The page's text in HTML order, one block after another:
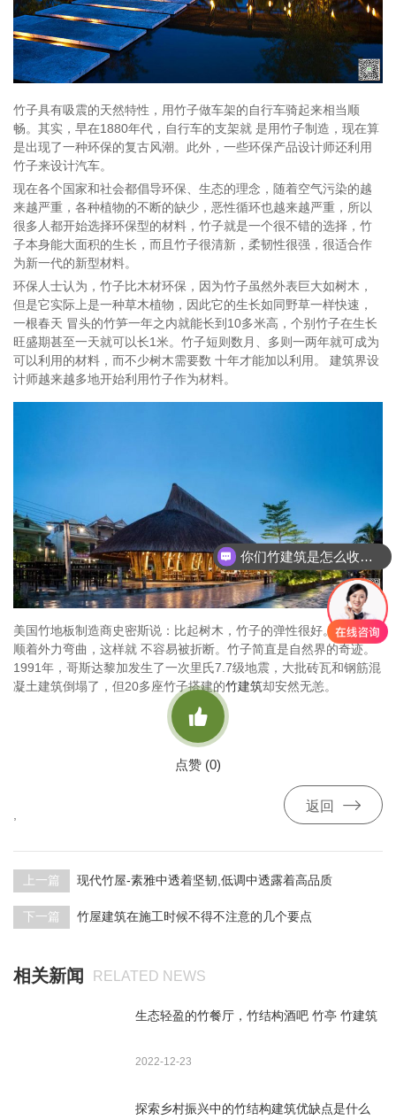
竹子具有吸震的天然特性，用竹子做车架的自行车骑起来相当顺
畅。其实，早在1880年代，自行车的支架就 是用竹子制造，现在算
是出现了一种环保的复古风潮。此外，一些环保产品设计师还利用
竹子来设计汽车。
现在各个国家和社会都倡导环保、生态的理念，随着空气污染的越
来越严重，各种植物的不断的缺少，恶性循环也越来越严重，所以
很多人都开始选择环保型的材料，竹子就是一个很不错的选择，竹
子本身能大面积的生长，而且竹子很清新，柔韧性很强，很适合作
为新一代的新型材料。
环保人士认为，竹子比木材环保，因为竹子虽然外表巨大如树木，
但是它实际上是一种草木植物，因此它的生长如同野草一样快速，
一根春天 冒头的竹笋一年之内就能长到10多米高，个别竹子在生长
旺盛期甚至一天就可以长1米。竹子短则数月、多则一两年就可成为
可以利用的材料，而不少树木需要数 十年才能加以利用。 建筑界设
计师越来越多地开始利用竹子作为材料。
美国竹地板制造商史密斯说：比起树木，竹子的弹性很好。它可以
顺着外力弯曲，这样就 不容易被折断。竹子简直是自然界的奇迹。
1991年，哥斯达黎加发生了一次里氏7.7级地震，大批砖瓦和钢筋混
凝土建筑倒塌了，但20多座竹子搭建的竹建筑却安然无恙。

点赞 (0)
返回 
上一篇 现代竹屋-素雅中透着坚韧,低调中透露着高品质
下一篇 竹屋建筑在施工时候不得不注意的几个要点
相关新闻 RELATED NEWS
生态轻盈的竹餐厅，竹结构酒吧 竹亭 竹建筑
2022-12-23
探索乡村振兴中的竹结构建筑优缺点是什么
你们竹建筑是怎么收费的呢